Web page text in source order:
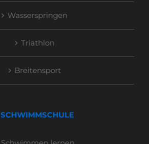
Wasserspringen
Triathlon
Breitensport
SCHWIMMSCHULE